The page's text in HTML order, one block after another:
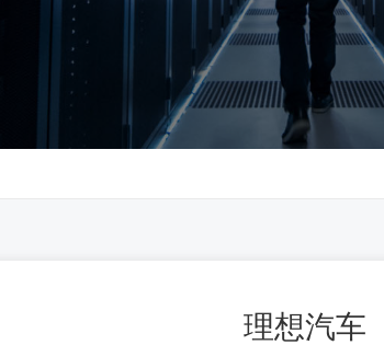
理想汽车